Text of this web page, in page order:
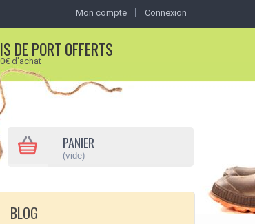
Mon compte Connexion
DE PORT OFFERTS
d'achat
PANIER
(vide)
BLOG